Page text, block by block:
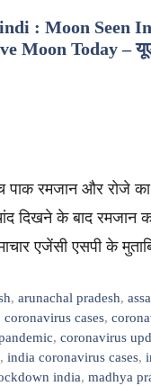
: Moon Seen
Moon Today –
रमजान और रोजे का
दिखने के बाद रमजान
एजेंसी एसपी के
,arunachal pradesh,
coronavirus cases,
, coronavirus
, india coronavirus cases,
india, madhya